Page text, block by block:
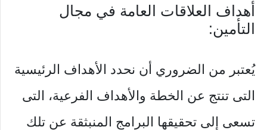
أهداف العلاقات العامة في مجال
التأمين:
يُعتبر من الضروري أن نحدد الأهداف الرئيسية
التى تنتج عن الخطة والأهداف الفرعية، التى
تسعى إلى تحقيقها البرامج المنبثقة عن تلك